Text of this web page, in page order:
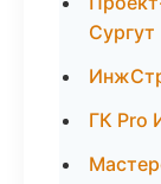
Сургут
ГК Pro